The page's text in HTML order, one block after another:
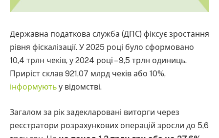
Державна податкова служба (ДПС) фіксує зростання
рівня фіскалізації. У 2025 році було сформовано
10,4 трлн чеків, у 2024 році – 9,5 трлн одиниць.
Приріст склав 921,07 млрд чеків або 10%,
інформують у відомстві.
Загалом за рік задекларовані виторги через
реєстратори розрахункових операцій зросли до 5,6